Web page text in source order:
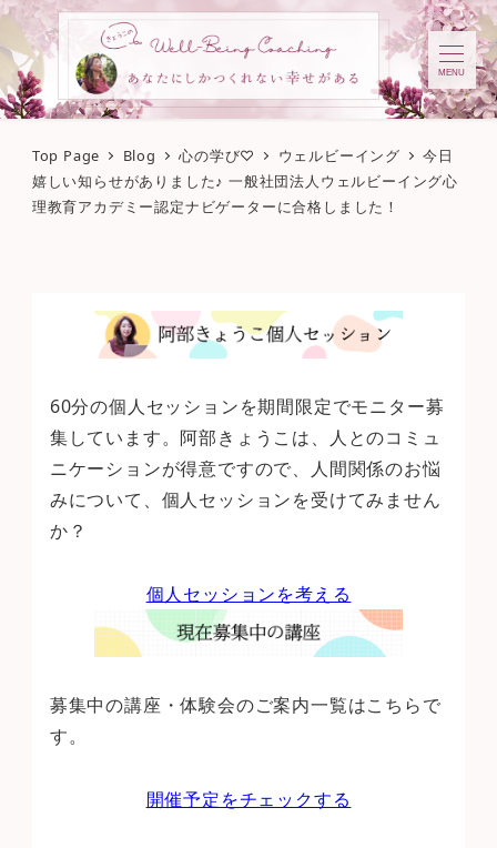
MENU
Top Page Blog 心の学び♡ ウェルビーイング
今日
嬉しい知らせがありました♪ 一般社団法人ウェルビーイング心
理教育アカデミー認定ナビゲーターに合格しました！
60分の個人セッションを期間限定でモニター募
集しています。阿部きょうこは、人とのコミュ
ニケーションが得意ですので、人間関係のお悩
みについて、個人セッションを受けてみません
か？
個人セッションを考える
募集中の講座・体験会のご案内一覧はこちらで
す。
開催予定をチェックする